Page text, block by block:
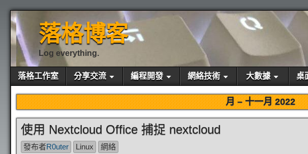
落格博客
Log everything.
落格工作室 分享交流 編程開發 網絡技術 大數據 桌
月 –十一月 2022
使用 Nextcloud Office 捕捉 nextcloud
發布者R0uter Linux
網絡